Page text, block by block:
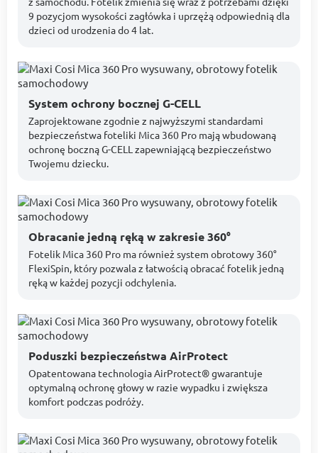
9 pozycjom wysokości zagłówka i uprzężą odpowiednią dla
dzieci od urodzenia do 4 lat.
System ochrony bocznej G-CELL
Zaprojektowane zgodnie z najwyższymi standardami
bezpieczeństwa foteliki Mica 360 Pro mają wbudowaną
ochronę boczną G-CELL zapewniającą bezpieczeństwo
Twojemu dziecku.
Obracanie jedną ręką w zakresie 360°
Fotelik Mica 360 Pro ma również system obrotowy 360°
FlexiSpin, który pozwala z łatwością obracać fotelik jedną
ręką w każdej pozycji odchylenia.
Poduszki bezpieczeństwa AirProtect
Opatentowana technologia AirProtect® gwarantuje
optymalną ochronę głowy w razie wypadku i zwiększa
komfort podczas podróży.